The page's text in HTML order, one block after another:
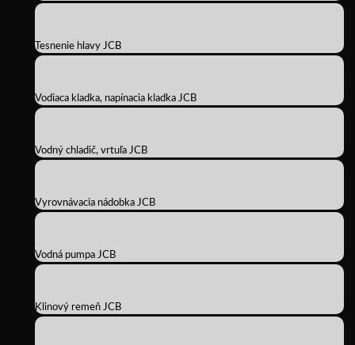
Tesnenie hlavy JCB
Vodiaca kladka, napínacia kladka JCB
Vodný chladič, vrtuľa JCB
Vyrovnávacia nádobka JCB
Vodná pumpa JCB
Klinový remeň JCB